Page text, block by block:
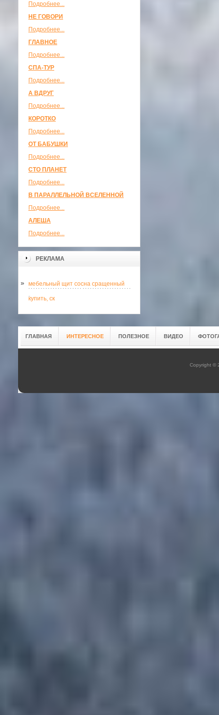
Подробнее...
НЕ ГОВОРИ
Подробнее...
ГЛАВНОЕ
Подробнее...
СПА-ТУР
Подробнее...
А ВДРУГ
Подробнее...
КОРОТКО
Подробнее...
ОТ БАБУШКИ
Подробнее...
СТО ПЛАНЕТ
Подробнее...
В ПАРАЛЛЕЛЬНОЙ ВСЕЛЕННОЙ
Подробнее...
АЛЕША
Подробнее...
РЕКЛАМА
мебельный щит сосна сращенный
купить, ск
.
ГЛАВНАЯ ИНТЕРЕСНОЕ ПОЛЕЗНОЕ ВИДЕО
Copyright ©